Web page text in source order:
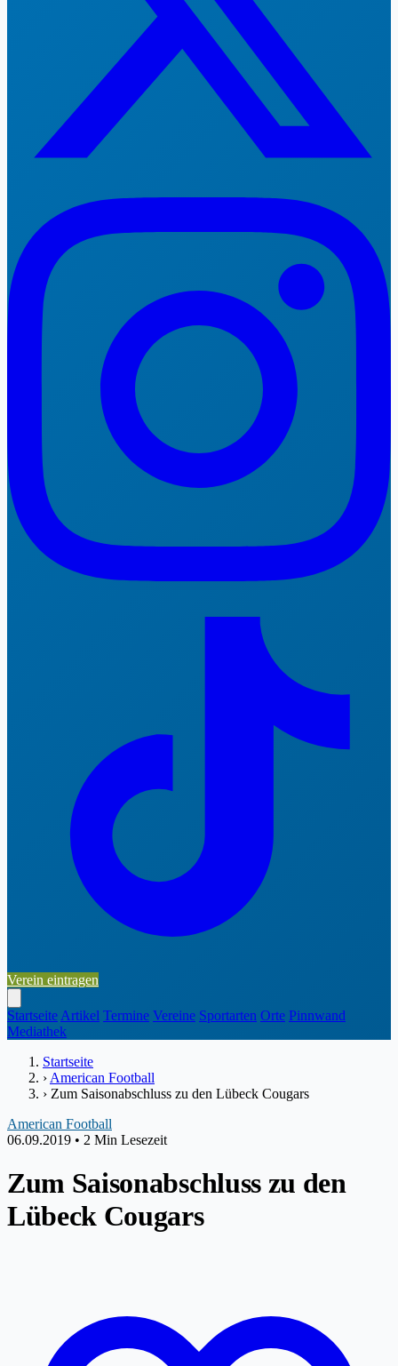
Verein eintragen
Startseite Artikel Termine Vereine Sportarten Orte Pinnwand
Mediathek
Startseite
› American Football
› Zum Saisonabschluss zu den Lübeck Cougars
American Football
06.09.2019 • 2 Min Lesezeit
Zum Saisonabschluss zu den
Lübeck Cougars